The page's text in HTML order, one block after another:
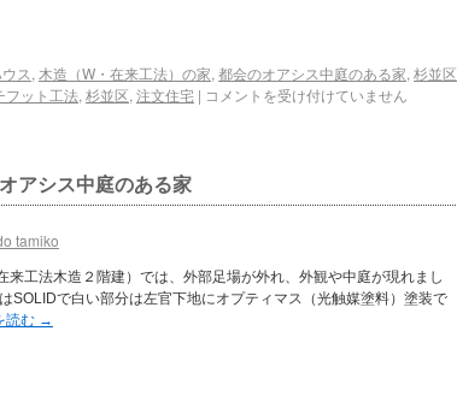
ス, 木造（W・在来工法）の家, 都会のオアシス中庭のある家, 杉並区
フット工法, 杉並区, 注文住宅 | コメントを受け付けていません
アシス中庭のある家
tamiko
来工法木造２階建）では、外部足場が外れ、外観や中庭が現れまし
SOLIDで白い部分は左官下地にオプティマス（光触媒塗料）塗装で
読む →